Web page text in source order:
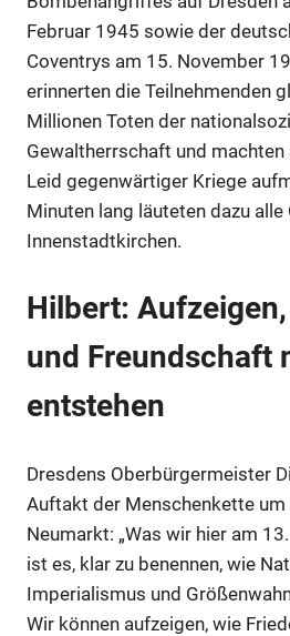
Februar 1945 sowie der
Coventrys am 15. November
erinnerten die Teilnehmenden
Millionen Toten der
Gewaltherrschaft und
Leid gegenwärtiger Kriege
Minuten lang läuteten dazu alle
Innenstadtkirchen.
Hilbert:
und Freundschaft
entstehen
Dresdens Oberbürgermeister
Auftakt der Menschenkette um
Neumarkt: „Was wir hier am
ist es, klar zu benennen, wie
Imperialismus und
Wir können aufzeigen, wie